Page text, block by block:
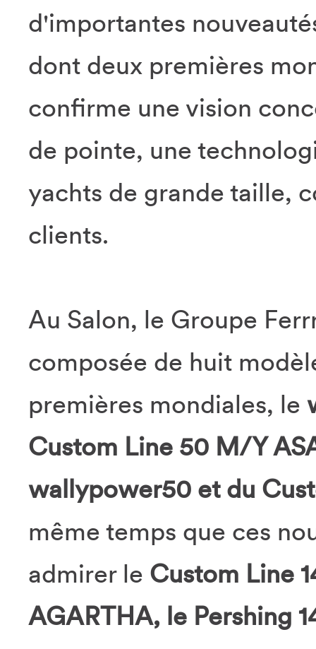
d'importantes
dont deux premières
confirme une vision
de pointe, une
yachts de grande taille,
clients.
Au Salon, le Groupe
composée de huit
premières mondiales, le
Custom Line 50 M/Y
wallypower50 et du
même temps que ces
admirer le Custom Line
AGARTHA, le Pershing